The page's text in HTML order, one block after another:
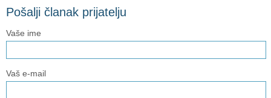
Pošalji članak prijatelju
Vaše ime
Vaš e-mail